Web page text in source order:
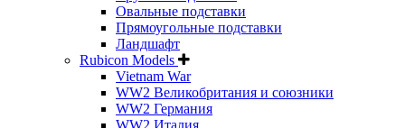
Овальные подставки
Прямоугольные подставки
Ландшафт
Rubicon Models
Vietnam War
WW2 Великобритания и союзники
WW2 Германия
WW2 Италия